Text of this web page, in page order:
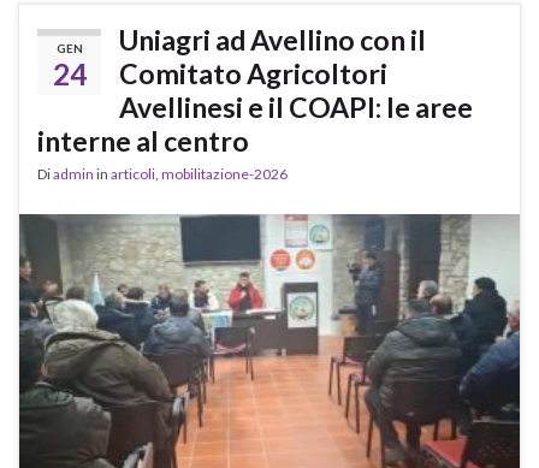
GEN
24
Uniagri ad Avellino con il
Comitato Agricoltori
Avellinesi e il COAPI: le aree
interne al centro
Diadmin in articoli mobilitazione-2026